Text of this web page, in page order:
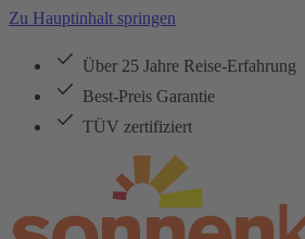
Zu Hauptinhalt springen
Über 25 Jahre Reise-Erfahrung
Best-Preis Garantie
TÜV zertifiziert